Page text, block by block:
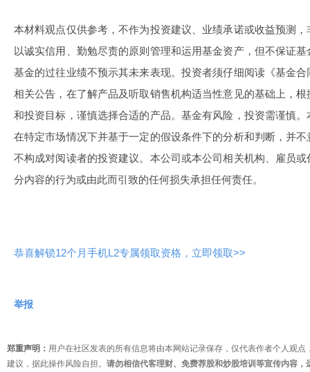
本材料观点仅供参考，不作为投资建议、业绩承诺或收益预测
以诚实信用、勤勉尽责的原则管理和运用基金资产，但不保证
基金的过往业绩不预示其未来表现。投资者须仔细阅读《基金
相关公告，在了解产品及听取销售机构适当性意见的基础上，
和投资目标，谨慎选择合适的产品。基金有风险，投资需谨慎
在特定市场情况下并基于一定的假设条件下的分析和判断，并
不构成对阅读者的投资建议。本公司或本公司相关机构、雇员
分内容的行为或由此而引致的任何损失承担任何责任。
恭喜解锁12个月手机L2专属领取资格，立即领取>>
举报
郑重声明： 用户在社区发表的所有信息将由本网站记录保存，仅代表作者个人观
建议，据此操作风险自担。 请勿相信代客理财、免费荐股和炒股培训等宣传内容